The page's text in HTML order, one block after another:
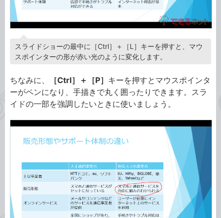
スライドショーの最中に［Ctrl］＋［L］キーを押すと、マウ
スポインターの形が赤い光のように変化します。
ちなみに、 ［Ctrl］＋［P］ キーを押すとマウスポインタ
ーがペンになり、手描きで丸く囲ったりできます。スラ
イドの一部を強調したいときに使いましょう。